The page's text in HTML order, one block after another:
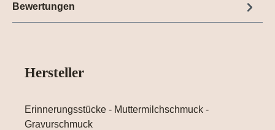
Bewertungen
Hersteller
Erinnerungsstücke - Muttermilchschmuck -
Gravurschmuck